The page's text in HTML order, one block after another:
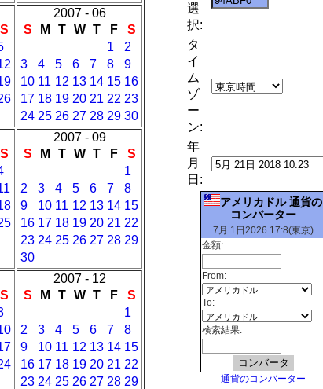
S
2007 - 06
S
M T W T F
S
1
2
3
4 5 6 7 8
9
10 11 12 13 14 15 16
17 18 19 20 21 22 23
24 25 26 27 28 29 30
S
2007 - 09
S
M T W T F
S
1
2
3 4 5 6 7
8
9
10 11 12 13 14 15
16 17 18 19 20 21 22
23 24 25 26 27 28 29
30
S
2007 - 12
S
M T W T F
S
1
2
3 4 5 6 7
8
9
10 11 12 13 14 15
16 17 18 19 20 21 22
23 24 25 26 27 28 29
選
択:
タ
イ
ム
ゾ
ー
ン:
年
月
日:
アメリカドル 通貨の
コンバーター
7月 1日2026 17:8(東京)
金額:
From:
To:
検索結果:
通貨のコンバーター